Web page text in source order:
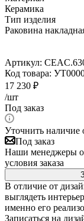
Керамика
Тип изделия
Раковина
Артикул:
Код товара:
17 230 ₽
/шт
Под заказ
Уточнить наличие
Под заказ
Наши менеджеры
условия заказа
В отличие от
выглядеть
именно его
Записаться на